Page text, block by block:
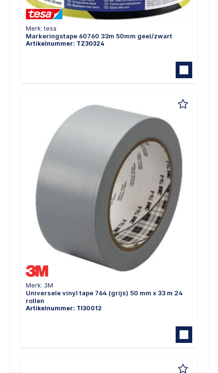
Merk: tesa
Markeringstape 60760 33m 50mm geel/zwart
Artikelnummer: TZ30324
Merk: 3M
Universele vinyl tape 764 (grijs) 50 mm x 33 m 24
rollen
Artikelnummer: TI30012